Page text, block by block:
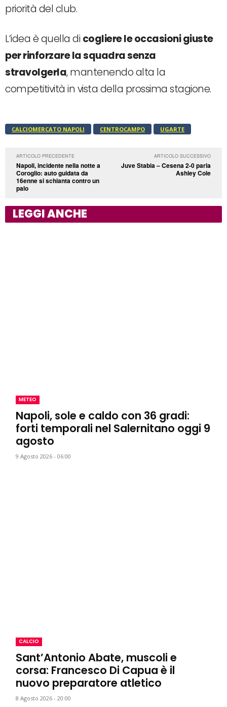
priorità del club.
L’idea è quella di cogliere le occasioni giuste
per rinforzare la squadra senza
stravolgerla, mantenendo alta la
competitività in vista della prossima stagione.
CALCIOMERCATO NAPOLI CENTROCAMPO UGARTE
ARTICOLO PRECEDENTE
Napoli, incidente nella notte a
Coroglio: auto guidata da
16enne si schianta contro un
palo
ARTICOLO SUCCESSIVO
Juve Stabia – Cesena 2-0 parla
Ashley Cole
LEGGI ANCHE
METEO
Napoli, sole e caldo con 36 gradi:
forti temporali nel Salernitano oggi 9
agosto
9 Agosto 2026 - 06:00
CALCIO
Sant’Antonio Abate, muscoli e
corsa: Francesco Di Capua è il
nuovo preparatore atletico
8 Agosto 2026 - 20:00